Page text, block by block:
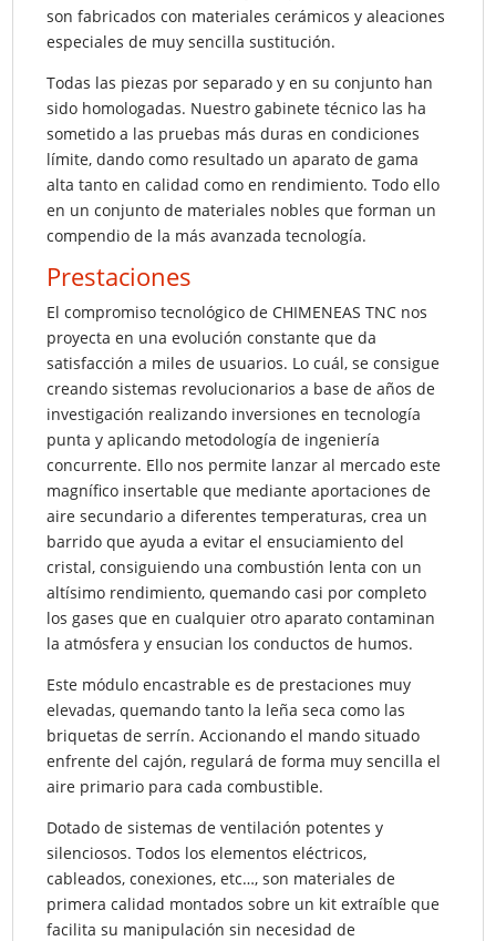
son fabricados con materiales cerámicos y aleaciones
especiales de muy sencilla sustitución.
Todas las piezas por separado y en su conjunto han
sido homologadas. Nuestro gabinete técnico las ha
sometido a las pruebas más duras en condiciones
límite, dando como resultado un aparato de gama
alta tanto en calidad como en rendimiento. Todo ello
en un conjunto de materiales nobles que forman un
compendio de la más avanzada tecnología.
Prestaciones
El compromiso tecnológico de CHIMENEAS TNC nos
proyecta en una evolución constante que da
satisfacción a miles de usuarios. Lo cuál, se consigue
creando sistemas revolucionarios a base de años de
investigación realizando inversiones en tecnología
punta y aplicando metodología de ingeniería
concurrente. Ello nos permite lanzar al mercado este
magnífico insertable que mediante aportaciones de
aire secundario a diferentes temperaturas, crea un
barrido que ayuda a evitar el ensuciamiento del
cristal, consiguiendo una combustión lenta con un
altísimo rendimiento, quemando casi por completo
los gases que en cualquier otro aparato contaminan
la atmósfera y ensucian los conductos de humos.
Este módulo encastrable es de prestaciones muy
elevadas, quemando tanto la leña seca como las
briquetas de serrín. Accionando el mando situado
enfrente del cajón, regulará de forma muy sencilla el
aire primario para cada combustible.
Dotado de sistemas de ventilación potentes y
silenciosos. Todos los elementos eléctricos,
cableados, conexiones, etc…, son materiales de
primera calidad montados sobre un kit extraíble que
facilita su manipulación sin necesidad de